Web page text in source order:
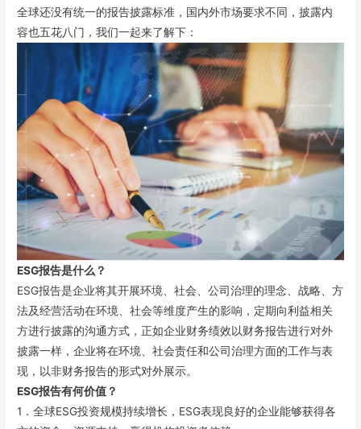
全球还没有统一的报告披露标准，国内外市场要求不同，披露内
容也五花八门，我们一起来了解下：
ESG报告是什么？
ESG报告是企业将其开展环境、社会、公司治理的理念、战略、方
法及经营活动在环境、社会等维度产生的影响，定期向利益相关
方进行披露的沟通方式，正如企业财务绩效以财务报告进行对外
披露一样，企业将在环境、社会责任和公司治理方面的工作与表
现，以非财务报告的形式对外展示。
ESG报告有何价值？
1．全球ESG投资规模持续增长，ESG表现良好的企业能够获得各